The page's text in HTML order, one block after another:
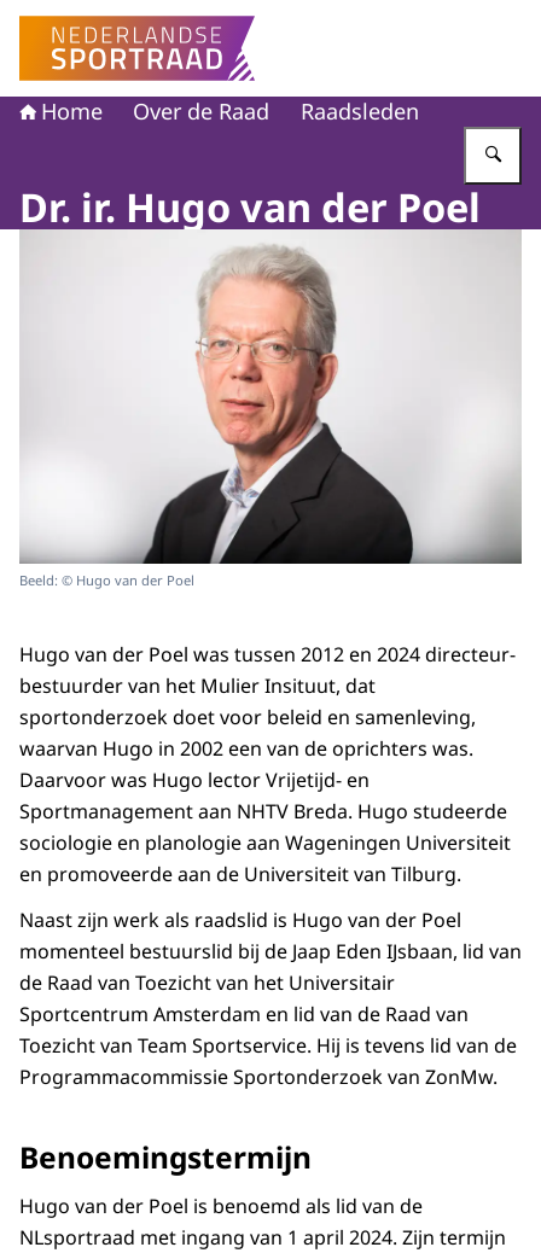
Naar de homepage van Nederlandse Sportraad
Home Over de Raad Raadsleden
Dr. ir. Hugo van der Poel
Beeld: © Hugo van der Poel
Hugo van der Poel was tussen 2012 en 2024 directeur-
bestuurder van het Mulier Insituut, dat
sportonderzoek doet voor beleid en samenleving,
waarvan Hugo in 2002 een van de oprichters was.
Daarvoor was Hugo lector Vrijetijd- en
Sportmanagement aan NHTV Breda. Hugo studeerde
sociologie en planologie aan Wageningen Universiteit
en promoveerde aan de Universiteit van Tilburg.
Naast zijn werk als raadslid is Hugo van der Poel
momenteel bestuurslid bij de Jaap Eden IJsbaan, lid van
de Raad van Toezicht van het Universitair
Sportcentrum Amsterdam en lid van de Raad van
Toezicht van Team Sportservice. Hij is tevens lid van de
Programmacommissie Sportonderzoek van ZonMw.
Benoemingstermijn
Hugo van der Poel is benoemd als lid van de
NLsportraad met ingang van 1 april 2024. Zijn termijn